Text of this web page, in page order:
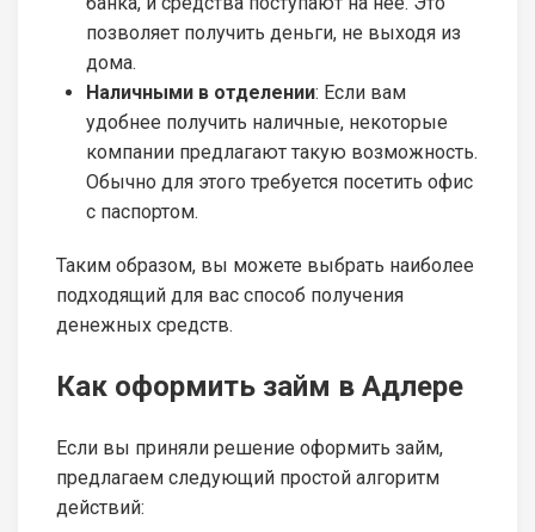
позволяет получить деньги, не выходя из
дома.
Наличными в отделении: Если вам
удобнее получить наличные, некоторые
компании предлагают такую возможность.
Обычно для этого требуется посетить офис
с паспортом.
Таким образом, вы можете выбрать наиболее
подходящий для вас способ получения
денежных средств.
Как оформить займ в Адлере
Если вы приняли решение оформить займ,
предлагаем следующий простой алгоритм
действий: